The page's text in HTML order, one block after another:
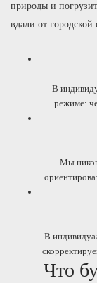
природы и
вдали от городской
В
режиме:
Мы
В
Что